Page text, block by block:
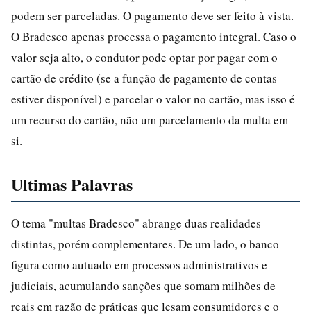
podem ser parceladas. O pagamento deve ser feito à vista.
O Bradesco apenas processa o pagamento integral. Caso o
valor seja alto, o condutor pode optar por pagar com o
cartão de crédito (se a função de pagamento de contas
estiver disponível) e parcelar o valor no cartão, mas isso é
um recurso do cartão, não um parcelamento da multa em
si.
Ultimas Palavras
O tema "multas Bradesco" abrange duas realidades
distintas, porém complementares. De um lado, o banco
figura como autuado em processos administrativos e
judiciais, acumulando sanções que somam milhões de
reais em razão de práticas que lesam consumidores e o